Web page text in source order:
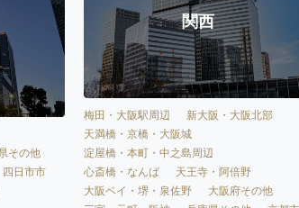
その他
四日市市
関西
梅田・大阪駅周辺
新大阪・大阪北部
天満橋・京橋・大阪城
淀屋橋・本町・中之島周辺
心斎橋・なんば
天王寺・阿倍野
大阪ベイ・堺・泉佐野
大阪府その他